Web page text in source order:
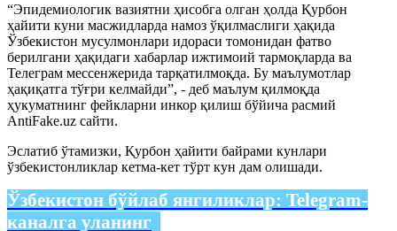
“Эпидемиологик вазиятни ҳисобга олган ҳолда Қурбон
ҳайити куни масжидларда намоз ўқилмаслиги ҳақида
Ўзбекистон мусулмонлари идораси томонидан фатво
берилгани ҳақидаги хабарлар ижтимоий тармоқларда ва
Телеграм мессенжерида тарқатилмоқда. Бу маълумотлар
ҳақиқатга тўғри келмайди”, - деб маълум қилмоқда
ҳукуматнинг фейкларни инкор қилиш бўйича расмий
AntiFake.uz сайти.
Эслатиб ўтамизки, Қурбон ҳайити байрами кунлари
ўзбекистонликлар кетма-кет тўрт кун дам олишади.
Ўзбекистон бўйлаб янгиликлар: Telegram-
каналга уланинг